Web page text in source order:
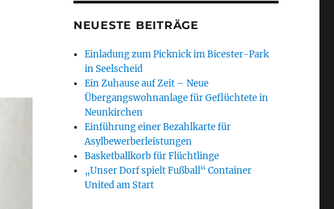
NEUESTE BEITRÄGE
Einladung zum Picknick im Bicester-Park
in Seelscheid
Ein Zuhause auf Zeit – Neue
Übergangswohnanlage für Geflüchtete in
Neunkirchen
Einführung einer Bezahlkarte für
Asylbewerberleistungen
Basketballkorb für Flüchtlinge
„Unser Dorf spielt Fußball“ Container
United am Start